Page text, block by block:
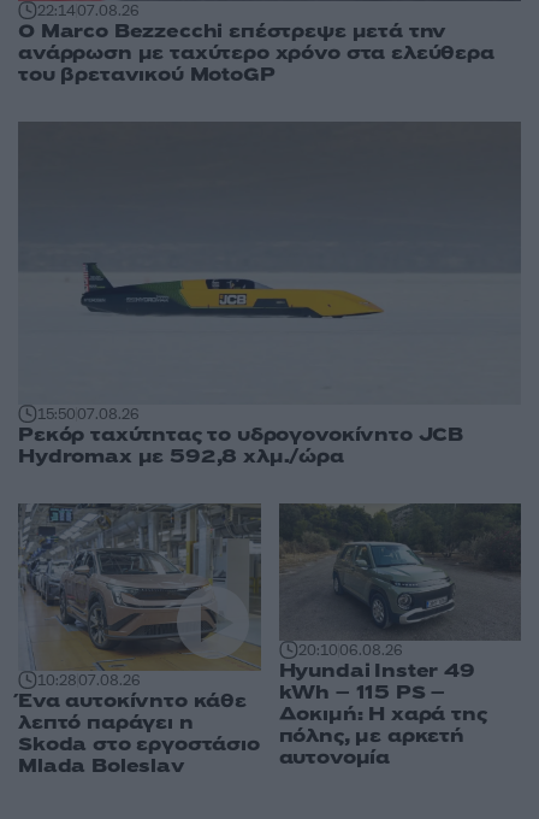
22:1407.08.26
Ο Marco Bezzecchi επέστρεψε μετά την
ανάρρωση με ταχύτερο χρόνο στα ελεύθερα
του βρετανικού MotoGP
15:5007.08.26
Ρεκόρ ταχύτητας το υδρογονοκίνητο JCB
Hydromax με 592,8 χλμ./ώρα
10:2807.08.26
Ένα αυτοκίνητο κάθε
λεπτό παράγει η
Skoda στο εργοστάσιο
Mlada Boleslav
20:1006.08.26
Hyundai Inster 49
kWh – 115 PS –
Δοκιμή: Η χαρά της
πόλης, με αρκετή
αυτονομία